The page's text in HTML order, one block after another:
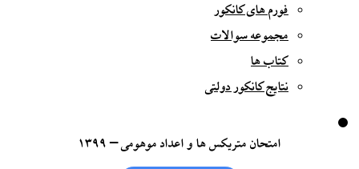
فورم های کانکور
مجموعه سوالات
کتاب ها
نتایج کانکور دولتی
امتحان متریکس ها و اعداد موهومی – ۱۳۹۹